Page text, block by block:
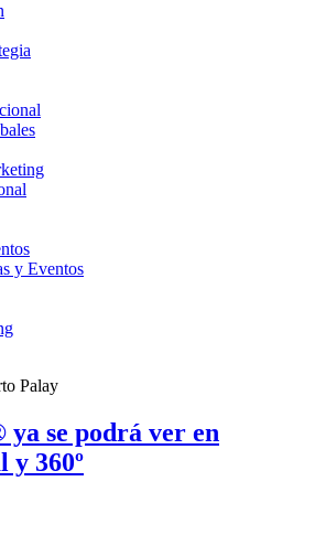
y Eventos
Palay
se podrá ver en
360º